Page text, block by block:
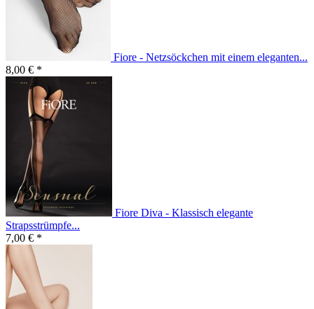
Fiore - Netzsöckchen mit einem eleganten...
8,00 € *
Fiore Diva - Klassisch elegante
Strapsstrümpfe...
7,00 € *